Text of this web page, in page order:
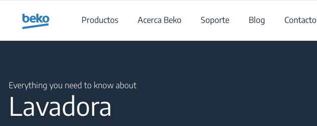
Productos
Acerca Beko Soporte Blog Contacto
Everything you need to know about
Lavadora